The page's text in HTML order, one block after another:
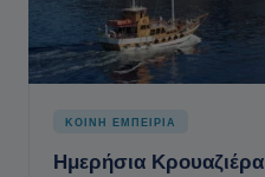
ΚΟΙΝΗ ΕΜΠΕΙΡΙΑ
Ημερήσια Κρουαζιέρα